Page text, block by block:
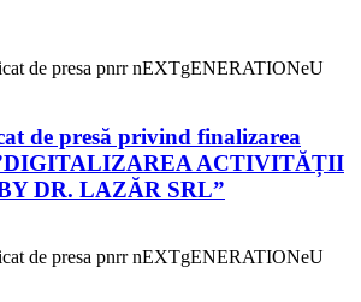
de presă privind finalizarea
ACTIVITĂȚII
DR. LAZĂR SRL”